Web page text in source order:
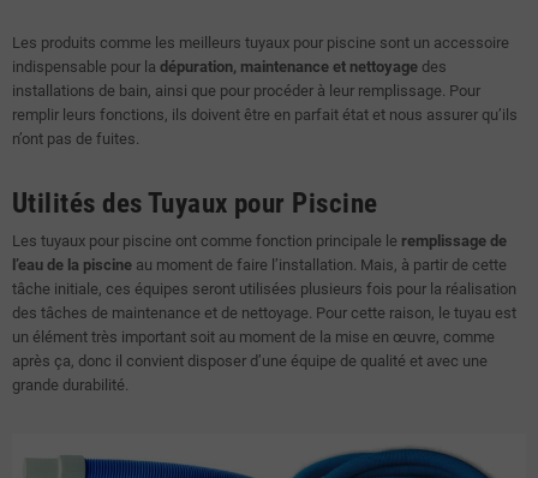
Les produits comme les meilleurs tuyaux pour piscine sont un accessoire
indispensable pour la dépuration, maintenance et nettoyage des
installations de bain, ainsi que pour procéder à leur remplissage. Pour
remplir leurs fonctions, ils doivent être en parfait état et nous assurer qu’ils
n’ont pas de fuites.
Utilités des Tuyaux pour Piscine
Les tuyaux pour piscine ont comme fonction principale le remplissage de
l’eau de la piscine au moment de faire l’installation. Mais, à partir de cette
tâche initiale, ces équipes seront utilisées plusieurs fois pour la réalisation
des tâches de maintenance et de nettoyage. Pour cette raison, le tuyau est
un élément très important soit au moment de la mise en œuvre, comme
après ça, donc il convient disposer d’une équipe de qualité et avec une
grande durabilité.